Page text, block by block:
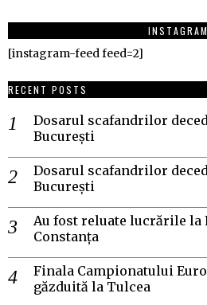
INSTAGRAM
[instagram-feed feed=2]
RECENT POSTS
Dosarul scafandrilor
București
Dosarul scafandrilor
București
Au fost reluate lucrările la
Constanța
Finala Campionatului
găzduită la Tulcea